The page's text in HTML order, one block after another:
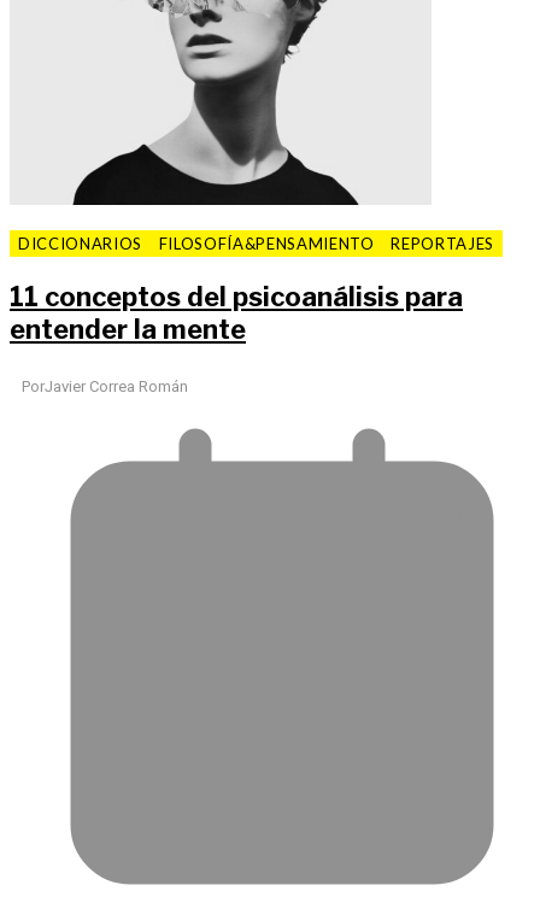
DICCIONARIOS FILOSOFÍA&PENSAMIENTO REPORTAJES
11 conceptos del psicoanálisis para
entender la mente
PorJavier Correa Román